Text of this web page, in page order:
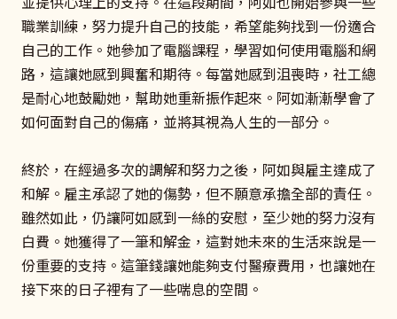
職業訓練，努力提升自己的技能，希望能夠找到一份適合
自己的工作。她參加了電腦課程，學習如何使用電腦和網
路，這讓她感到興奮和期待。每當她感到沮喪時，社工總
是耐心地鼓勵她，幫助她重新振作起來。阿如漸漸學會了
如何面對自己的傷痛，並將其視為人生的一部分。
終於，在經過多次的調解和努力之後，阿如與雇主達成了
和解。雇主承認了她的傷勢，但不願意承擔全部的責任。
雖然如此，仍讓阿如感到一絲的安慰，至少她的努力沒有
白費。她獲得了一筆和解金，這對她未來的生活來說是一
份重要的支持。這筆錢讓她能夠支付醫療費用，也讓她在
接下來的日子裡有了一些喘息的空間。